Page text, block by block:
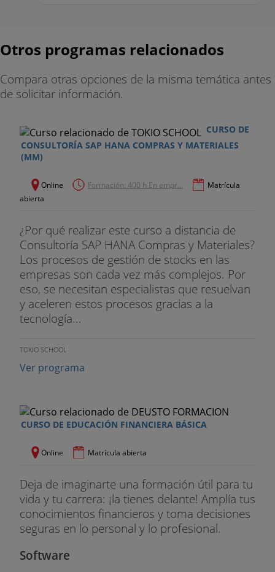
Otros programas relacionados
Compara otras opciones de la misma temática antes
de solicitar información.
CURSO DE
CONSULTORÍA SAP HANA COMPRAS Y MATERIALES
(MM)
Online Formación: 400 h En empr...
Matrícula
abierta
¿Por qué realizar este curso a distancia de
Consultoría SAP HANA Compras y Materiales?
Los procesos de gestión de stocks en las
empresas son cada vez más complejos. Por
eso, se necesitan especialistas que resuelvan
y aceleren estos procesos gracias a la
tecnología...
TOKIO SCHOOL
Ver programa
CURSO DE EDUCACIÓN FINANCIERA BÁSICA
Online Matrícula abierta
Deja de imaginarte una formación útil para tu
vida y tu carrera: ¡la tienes delante! Amplía tus
conocimientos financieros y toma decisiones
seguras en lo personal y lo profesional.
Software